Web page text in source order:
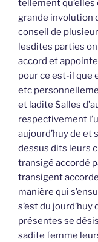
tellement
grande involution
conseil de
lesdites parties
accord et
pour ce est-il que
etc
et ladite Salles
respectivement
aujourd’huy de
dessus dits leurs
transigé accordé
transigent
manière qui
s’est du
présentes se
sadite femme